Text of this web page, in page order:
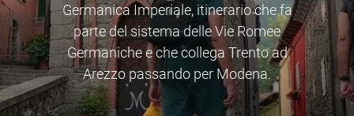
Colombano, che ripercorre i luoghi in
Emilia-Romagna toccati dal monaco
irlandese durante la sua “peregrinatio
pro Christo”